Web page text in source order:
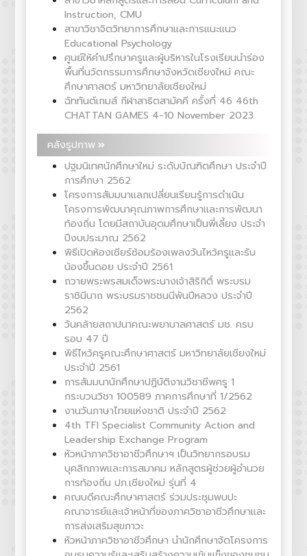
Instruction, CMU
สาขาวิชาจิตวิทยาการศึกษาและการแนะแนว
Educational Psychology
ศูนย์ให้คำปรึกษาครูและผู้บริหารในโรงเรียนนำร่อง
พื้นที่นวัตกรรมการศึกษาจังหวัดเชียงใหม่ คณะ
ศึกษาศาสตร์ มหาวิทยาลัยเชียงใหม่
ฉัททันต์เกมส์ กีฬาสาธิตสามัคคี ครั้งที่ 46 46th
CHATTAN GAMES 4-10 November 2023
คลังรูปภาพ
ปฐมนิเทศนักศึกษาใหม่ ระดับบัณฑิตศึกษา ประจำปี
การศึกษา 2562
โครงการสัมมนาแลกเปลี่ยนเรียนรู้การดำเนิน
โครงการพัฒนาคุณภาพการศึกษาและการพัฒนา
ท้องถิ่น โดยมีสถาบันอุดมศึกษาเป็นพี่เลี้ยง ประจำ
ปีงบประมาณ 2562
พิธีเปิดห้องเชียร์ซ้อมร้องเพลงวันไหว้ครูและรับ
น้องขึ้นดอย ประจำปี 2561
ถวายพระพรสมเด็จพระนางเจ้าสิริกิติ์ พระบรม
ราชินีนาถ พระบรมราชชนนีพันปีหลวง ประจำปี
2562
วันคล้ายสถาปนาคณะพยาบาลศาสตร์ มช. ครบ
รอบ 47 ปี
พิธีไหว้ครูคณะศึกษาศาสตร์ มหาวิทยาลัยเชียงใหม่
ประจำปี 2561
การสัมมนานักศึกษาปฏิบัติงานวิชาชีพครู 1
กระบวนวิชา 100589 ภาคการศึกษาที่ 1/2562
งานวันภาษาไทยแห่งชาติ ประจำปี 2562
4th TFI Specialist Community Action and
Leadership Exchange Program
หัวหน้าภาควิชาอาชีวศึกษาฯ เป็นวิทยากรอบรม
บุคลิกภาพและการสมาคม หลักสูตรผู้ช่วยผู้อำนวย
การท้องถิ่น ปภ.เชียงใหม่ รุ่นที่ 4
คณบดีคณะศึกษาศาสตร์ ร่วมประชุมพบปะ
คณาจารย์และเจ้าหน้าที่ของภาควิชาอาชีวศึกษาและ
การส่งเสริมสุขภาวะ
หัวหน้าภาควิชาอาชีวศึกษา นำนักศึกษาจัดโครงการ